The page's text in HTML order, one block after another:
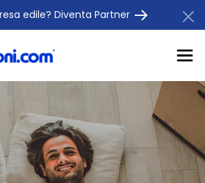
edile? Diventa Partner